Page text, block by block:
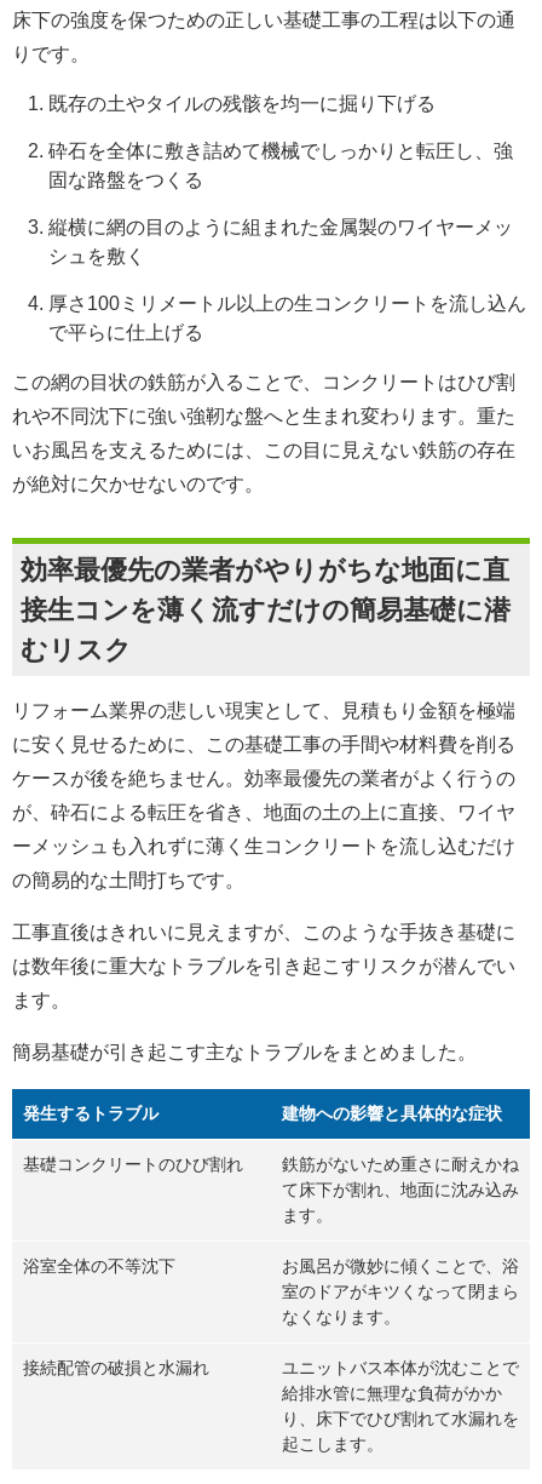
床下の強度を保つための正しい基礎工事の工程は以下の通
りです。
既存の土やタイルの残骸を均一に掘り下げる
砕石を全体に敷き詰めて機械でしっかりと転圧し、強
固な路盤をつくる
縦横に網の目のように組まれた金属製のワイヤーメッ
シュを敷く
厚さ100ミリメートル以上の生コンクリートを流し込ん
で平らに仕上げる
この網の目状の鉄筋が入ることで、コンクリートはひび割
れや不同沈下に強い強靭な盤へと生まれ変わります。重た
いお風呂を支えるためには、この目に見えない鉄筋の存在
が絶対に欠かせないのです。
効率最優先の業者がやりがちな地面に直
接生コンを薄く流すだけの簡易基礎に潜
むリスク
リフォーム業界の悲しい現実として、見積もり金額を極端
に安く見せるために、この基礎工事の手間や材料費を削る
ケースが後を絶ちません。効率最優先の業者がよく行うの
が、砕石による転圧を省き、地面の土の上に直接、ワイヤ
ーメッシュも入れずに薄く生コンクリートを流し込むだけ
の簡易的な土間打ちです。
工事直後はきれいに見えますが、このような手抜き基礎に
は数年後に重大なトラブルを引き起こすリスクが潜んでい
ます。
簡易基礎が引き起こす主なトラブルをまとめました。
発生するトラブル 建物への影響と具体的な症状
基礎コンクリートのひび割れ
鉄筋がないため重さに耐えかね
て床下が割れ、地面に沈み込み
ます。
浴室全体の不等沈下
お風呂が微妙に傾くことで、浴
室のドアがキツくなって閉まら
なくなります。
接続配管の破損と水漏れ
ユニットバス本体が沈むことで
給排水管に無理な負荷がかか
り、床下でひび割れて水漏れを
起こします。